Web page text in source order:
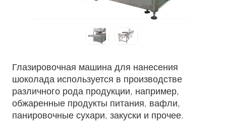
Глазировочная машина для нанесения
шоколада используется в производстве
различного рода продукции, например,
обжаренные продукты питания, вафли,
панировочные сухари, закуски и прочее.